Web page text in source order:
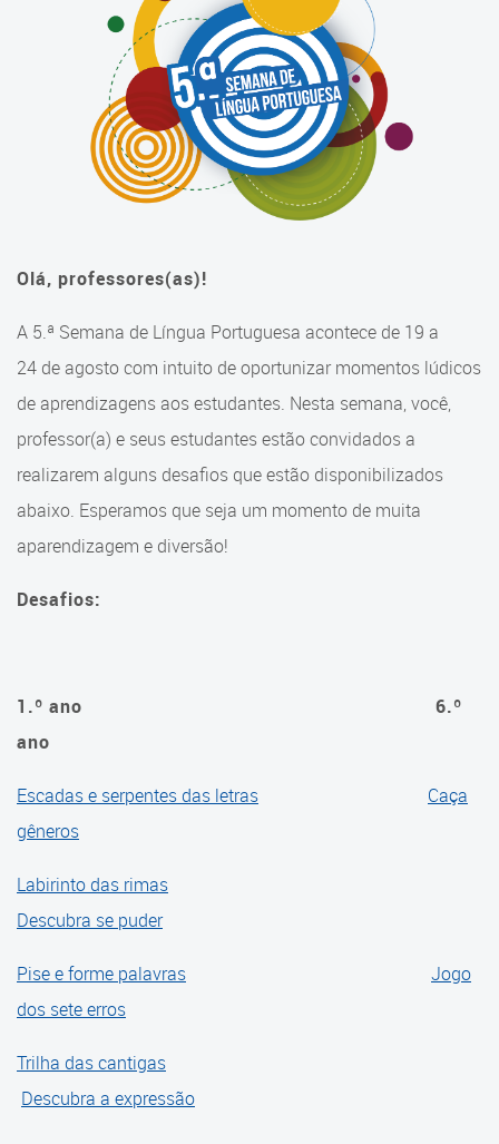
Cadastramento Escolar
Cadastro Online
Portal ICS Instituto Curitiba de
Portal Aprendere
Currículo do Ensino
Fundamental
Histórico do Currículo
Propostas on-line
Seminário Currículo 2019
Seminário Currículo 2023
Jogo de Percurso - Curitiba:
Caminhos que educam
Cadernos Pedagógicos
Cadernos Integrados do
Cadernos de Transição 2020-
2022
das Aprendizagens
Cadernos de Avaliações
Cadernos Videoaulas
Cadernos Portfólio
Referenciais
Olá, professores(as)!
A 5.ª Semana de Língua Portuguesa acontece de 19 a
24 de agosto com intuito de oportunizar momentos lúdicos
de aprendizagens aos estudantes. Nesta semana, você,
professor(a) e seus estudantes estão convidados a
realizarem alguns desafios que estão disponibilizados
abaixo. Esperamos que seja um momento de muita
aparendizagem e diversão!
Desafios:
1.º ano
6.º
ano
Escadas e serpentes das letras
Caça
gêneros
Labirinto das rimas
Descubra se puder
Pise e forme palavras
Jogo
dos sete erros
Trilha das cantigas
Descubra a expressão